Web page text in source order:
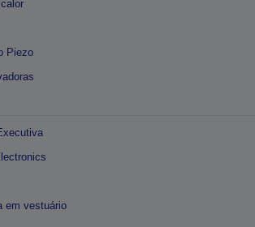
Piezo
em vestuário